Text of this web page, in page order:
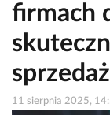
firmach
11 sierpnia 2025,